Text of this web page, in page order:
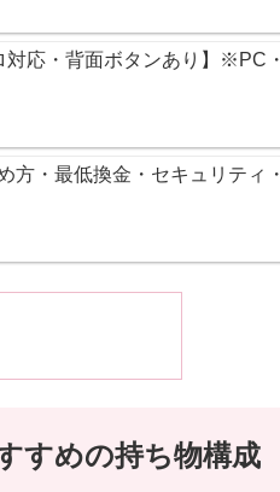
応・背面ボタンあり】※PC・
方・最低換金・セキュリティ・
すめの持ち物構成